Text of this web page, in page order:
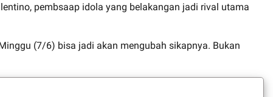
pembsaap idola yang belakangan jadi rival utama
(7/6) bisa jadi akan mengubah sikapnya. Bukan